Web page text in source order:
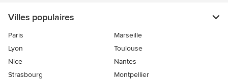
Villes populaires
Paris
Marseille
Lyon
Toulouse
Nice
Nantes
Strasbourg
Montpellier